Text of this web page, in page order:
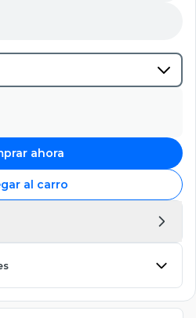
ahora
al carro